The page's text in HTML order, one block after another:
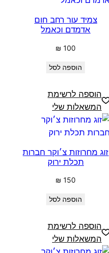
צמיד עור רחב חום
אדמדם וכאמל
₪ 100
הוספה לסל
הוספה לרשימת
המשאלות שלי
זוג מחרוזות צ׳וקר חברות
תכלת ירוק
₪ 150
הוספה לסל
הוספה לרשימת
המשאלות שלי